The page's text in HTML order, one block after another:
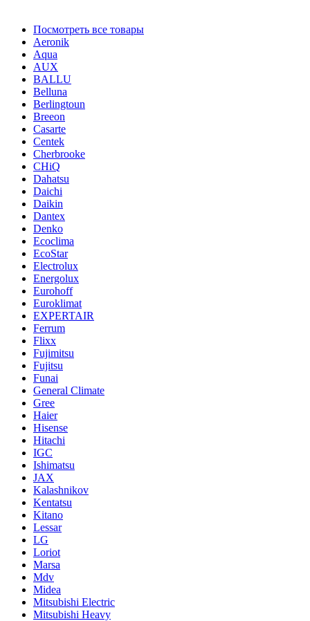
Посмотреть все товары
Aeronik
Aqua
AUX
BALLU
Belluna
Berlingtoun
Breeon
Casarte
Centek
Cherbrooke
CHiQ
Dahatsu
Daichi
Daikin
Dantex
Denko
Ecoclima
EcoStar
Electrolux
Energolux
Eurohoff
Euroklimat
EXPERTAIR
Ferrum
Flixx
Fujimitsu
Fujitsu
Funai
General Climate
Gree
Haier
Hisense
Hitachi
IGC
Ishimatsu
JAX
Kalashnikov
Kentatsu
Kitano
Lessar
LG
Loriot
Marsa
Mdv
Midea
Mitsubishi Electric
Mitsubishi Heavy